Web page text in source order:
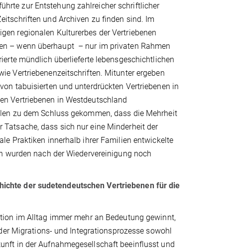
zur Entstehung zahlreicher schriftlicher
und Archiven zu finden sind. Im
regionalen Kulturerbes der Vertriebenen
– wenn überhaupt – nur im privaten Rahmen
mündlich überlieferte lebensgeschichtlichen
Vertriebenenzeitschriften. Mitunter ergeben
tabuisierten und unterdrückten Vertriebenen in
Vertriebenen in Westdeutschland
zu dem Schluss gekommen, dass die Mehrheit
dass sich nur eine Minderheit der
Praktiken innerhalb ihrer Familien entwickelte
nach der Wiedervereinigung noch
der sudetendeutschen Vertriebenen für die
im Alltag immer mehr an Bedeutung gewinnt,
Migrations- und Integrationsprozesse sowohl
in der Aufnahmegesellschaft beeinflusst und